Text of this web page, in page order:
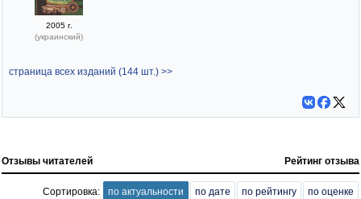
2005 г.
(украинский)
страница всех изданий (144 шт.) >>
Отзывы читателей Рейтинг отзыва
Сортировка: по актуальности по дате по рейтингу по оценке